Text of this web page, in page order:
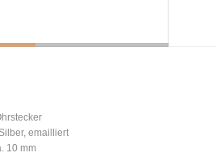
emailliert
10 mm